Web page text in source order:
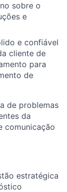
sobre o
e
e confiável
cliente de
para
de
de problemas
da
comunicação
estratégica